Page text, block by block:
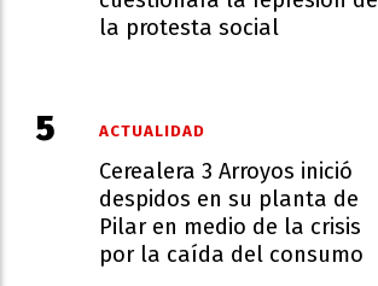
la protesta social
Cerealera 3 Arroyos inició
despidos en su planta de
Pilar en medio de la crisis
por la caída del consumo
ACTUALIDAD